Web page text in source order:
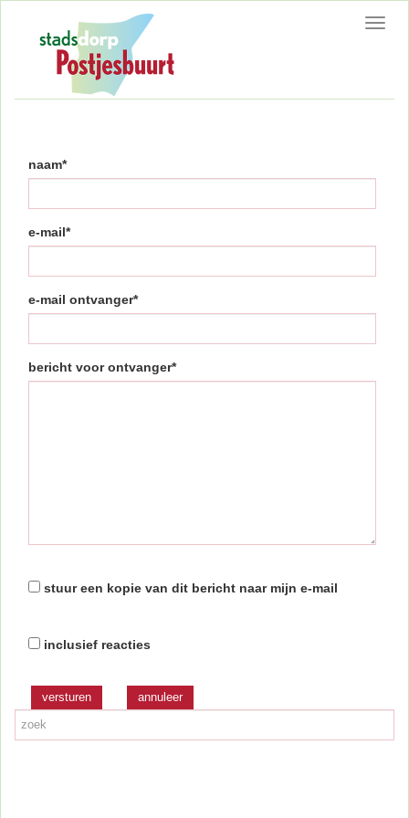
naam*
e-mail*
e-mail ontvanger*
bericht voor ontvanger*
stuur een kopie van dit bericht naar mijn e-mail
inclusief reacties
versturen